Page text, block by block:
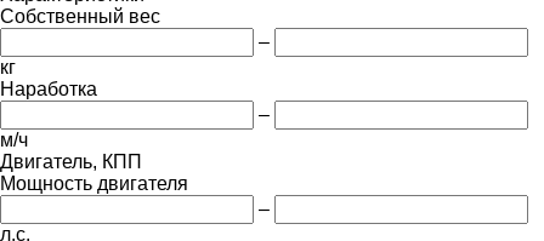
Собственный вес
–
кг
Наработка
–
м/ч
Двигатель, КПП
Мощность двигателя
–
л.с.